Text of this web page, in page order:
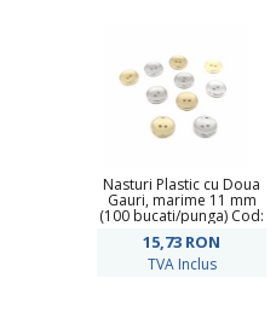
Nasturi Plastic cu Doua
Gauri, marime 11 mm
(100 bucati/punga) Cod:
15,73 RON
TVA Inclus